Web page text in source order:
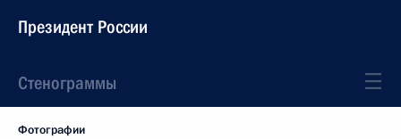
Президент России
Стенограммы
Фотографии